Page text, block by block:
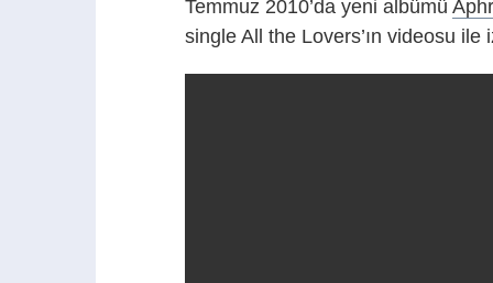
Temmuz 2010’da yeni albümü
single All the Lovers’ın videosu ile